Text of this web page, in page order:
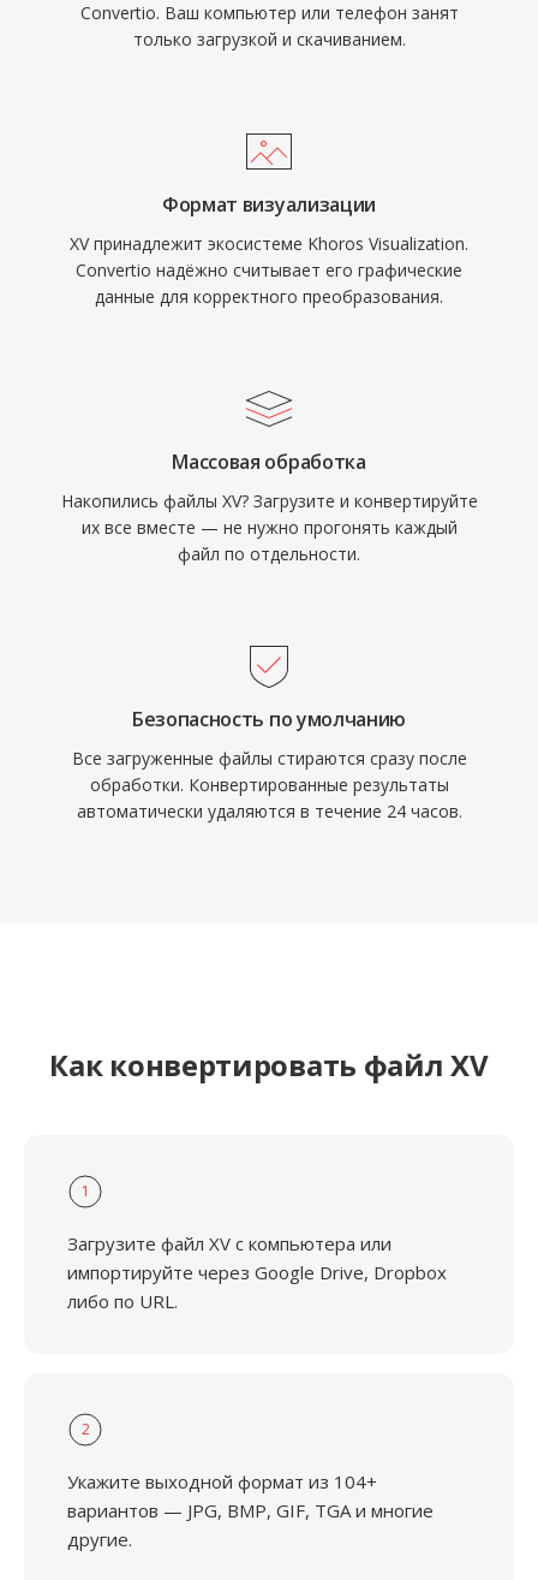
Convertio. Ваш компьютер или телефон занят
только загрузкой и скачиванием.
Формат визуализации
XV принадлежит экосистеме Khoros Visualization.
Convertio надёжно считывает его графические
данные для корректного преобразования.
Массовая обработка
Накопились файлы XV? Загрузите и конвертируйте
их все вместе — не нужно прогонять каждый
файл по отдельности.
Безопасность по умолчанию
Все загруженные файлы стираются сразу после
обработки. Конвертированные результаты
автоматически удаляются в течение 24 часов.
Как конвертировать файл XV
1
Загрузите файл XV с компьютера или
импортируйте через Google Drive, Dropbox
либо по URL.
2
Укажите выходной формат из 104+
вариантов — JPG, BMP, GIF, TGA и многие
другие.